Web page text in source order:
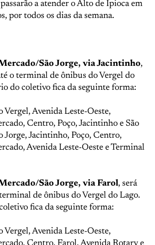
a atender o Alto de Ipioca em
por todos os dias da semana.
São Jorge, via Jacintinho,
o terminal de ônibus do Vergel do
do coletivo fica da seguinte forma:
Vergel, Avenida Leste-Oeste,
Centro, Poço, Jacintinho e São
Jorge, Jacintinho, Poço, Centro,
Avenida Leste-Oeste e Terminal
São Jorge, via Farol, será
de ônibus do Vergel do Lago.
fica da seguinte forma:
Vergel, Avenida Leste-Oeste,